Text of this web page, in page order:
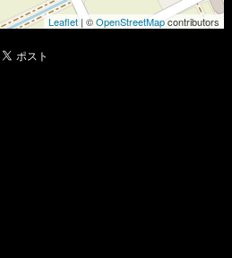
Leaflet | ©OpenStreetMapcontributors